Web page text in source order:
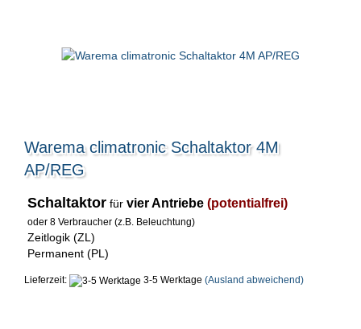
Warema climatronic Schaltaktor 4M
AP/REG
Schaltaktor für vier Antriebe (potentialfrei)
oder 8 Verbraucher (z.B. Beleuchtung)
Zeitlogik (ZL)
Permanent (PL)
Lieferzeit: 3-5 Werktage (Ausland abweichend)